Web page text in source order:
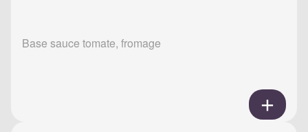
Base sauce tomate, fromage